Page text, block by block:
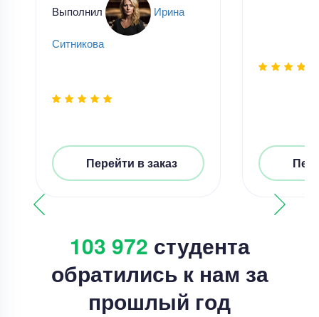
Выполнил Ирина
Ситникова
Перейти в заказ
103 972 студента
обратились к нам за
прошлый год